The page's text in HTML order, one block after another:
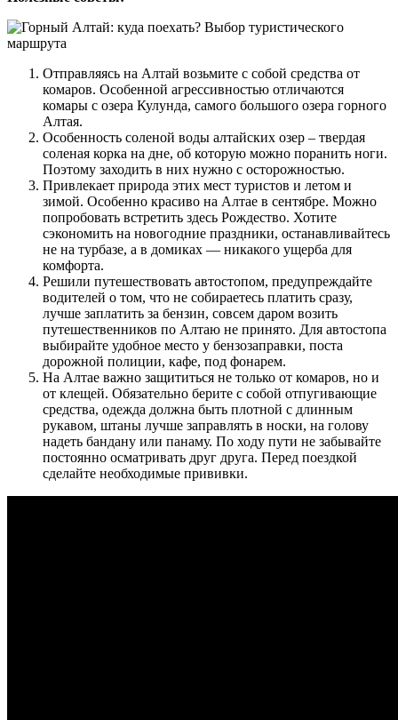
Отправляясь на Алтай возьмите с собой средства от
комаров. Особенной агрессивностью отличаются
комары с озера Кулунда, самого большого озера горного
Алтая.
Особенность соленой воды алтайских озер – твердая
соленая корка на дне, об которую можно поранить ноги.
Поэтому заходить в них нужно с осторожностью.
Привлекает природа этих мест туристов и летом и
зимой. Особенно красиво на Алтае в сентябре. Можно
попробовать встретить здесь Рождество. Хотите
сэкономить на новогодние праздники, останавливайтесь
не на турбазе, а в домиках — никакого ущерба для
комфорта.
Решили путешествовать автостопом, предупреждайте
водителей о том, что не собираетесь платить сразу,
лучше заплатить за бензин, совсем даром возить
путешественников по Алтаю не принято. Для автостопа
выбирайте удобное место у бензозаправки, поста
дорожной полиции, кафе, под фонарем.
На Алтае важно защититься не только от комаров, но и
от клещей. Обязательно берите с собой отпугивающие
средства, одежда должна быть плотной с длинным
рукавом, штаны лучше заправлять в носки, на голову
надеть бандану или панаму. По ходу пути не забывайте
постоянно осматривать друг друга. Перед поездкой
сделайте необходимые прививки.